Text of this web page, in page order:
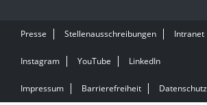
Presse Stellenausschreibungen Intranet
Instagram YouTube LinkedIn
Impressum Barrierefreiheit Datenschutz